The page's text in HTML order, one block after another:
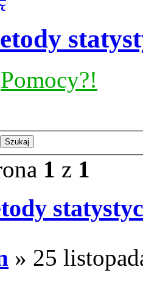
Pomocy?!
1 z 1
» 25